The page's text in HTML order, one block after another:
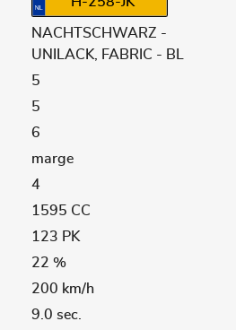
NACHTSCHWARZ -
UNILACK, FABRIC - BL
5
5
6
marge
4
1595 CC
123 PK
22 %
200 km/h
9.0 sec.